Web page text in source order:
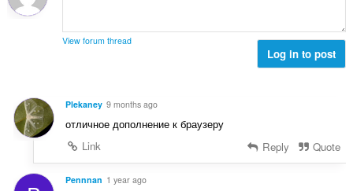
View forum thread
Log in to post
Plekaney 9 months ago
отличное дополнение к браузеру
Link
Reply Quote
Pennnan 1 year ago